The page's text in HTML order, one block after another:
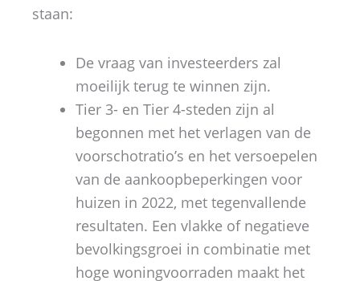
staan:
De vraag van investeerders zal
moeilijk terug te winnen zijn.
Tier 3- en Tier 4-steden zijn al
begonnen met het verlagen van de
voorschotratio’s en het versoepelen
van de aankoopbeperkingen voor
huizen in 2022, met tegenvallende
resultaten. Een vlakke of negatieve
bevolkingsgroei in combinatie met
hoge woningvoorraden maakt het